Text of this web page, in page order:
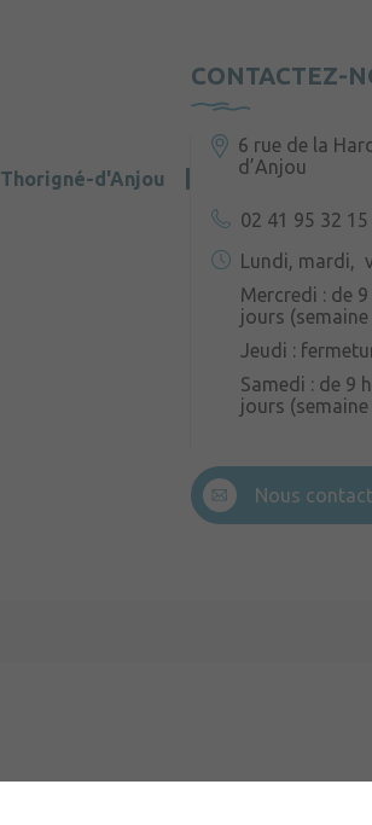
CONTACTEZ-
Thorigné-d'Anjou
6 rue de la
d’Anjou
02 41 95 32 15
Lundi, mardi,
Mercredi : de
jours (semaine
Jeudi :
Samedi : de 9
jours
Nous